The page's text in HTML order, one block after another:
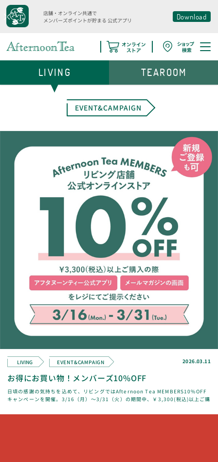
店舗・オンライン共通で
メンバーズポイントが貯まる 公式アプリ Download
EVENT&CAMPAIGN
お得にお買い物！メンバーズ10%OFF
日頃の感謝の気持ちを込めて、リビングではAfternoon Tea MEMBERS10%OFF
キャンペーンを開催。3/16（月）～3/31（火）の期間中、￥3,300(税込)以上ご購
2026.03.11
LIVING EVENT&CAMPAIGN
LIVING TEAROOM